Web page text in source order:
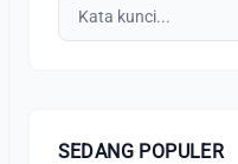
SEDANG POPULER